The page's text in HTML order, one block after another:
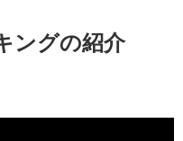
ングの紹介